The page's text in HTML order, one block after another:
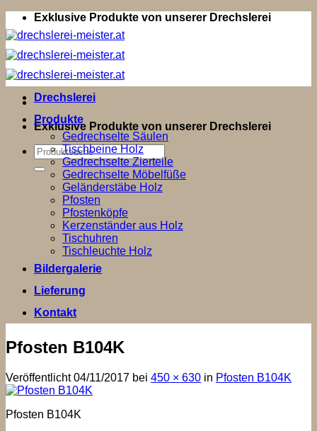
Zum
Inhalt
springen
Exklusive Produkte von unserer Drechslerei
Exklusive Produkte von unserer Drechslerei
Suchen
nach:
Drechslerei
Produkte
Gedrechselte Säulen
Tischbeine Holz
Gedrechselte Zierteile
Gedrechselte Möbelfüße
Geländerstäbe Holz
Pfosten
Pfostenköpfe
Kerzenständer aus Holz
Tischuhren
Tischleuchte Holz
Bildergalerie
Lieferung
Kontakt
Pfosten B104K
Veröffentlicht04/11/2017 bei 450 × 630 in Pfosten B104K
Pfosten B104K